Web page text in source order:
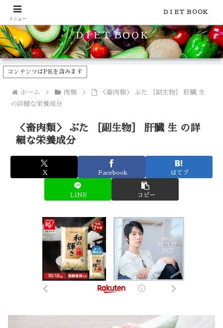
食品のカロリーや糖質などの栄養素がわかる！健康やダイエットに
ＤＩＥＴ ＢＯＯＫ
コンテンツはPRを含みます
ホーム 肉類
＜畜肉類＞ ぶた ［副生物］ 肝臓 生
の詳細な栄養成分
＜畜肉類＞ ぶた ［副生物］ 肝臓 生 の詳
細な栄養成分
X Facebook はてブ
LINE コピー
メニュー
ＤＩＥＴ ＢＯＯＫ